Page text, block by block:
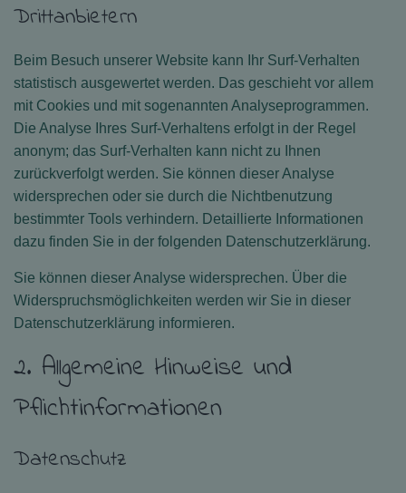
Drittanbietern
Beim Besuch unserer Website kann Ihr Surf-Verhalten
statistisch ausgewertet werden. Das geschieht vor allem
mit Cookies und mit sogenannten Analyseprogrammen.
Die Analyse Ihres Surf-Verhaltens erfolgt in der Regel
anonym; das Surf-Verhalten kann nicht zu Ihnen
zurückverfolgt werden. Sie können dieser Analyse
widersprechen oder sie durch die Nichtbenutzung
bestimmter Tools verhindern. Detaillierte Informationen
dazu finden Sie in der folgenden Datenschutzerklärung.
Sie können dieser Analyse widersprechen. Über die
Widerspruchsmöglichkeiten werden wir Sie in dieser
Datenschutzerklärung informieren.
2. Allgemeine Hinweise und
Pflichtinformationen
Datenschutz